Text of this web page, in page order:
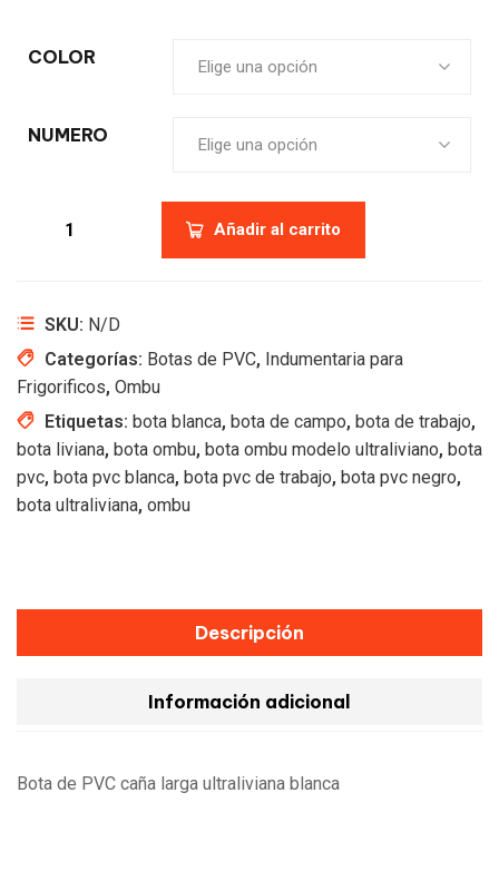
COLOR Elige una opción
NUMERO Elige una opción
Añadir al carrito
SKU: N/D
Categorías: Botas de PVC, Indumentaria para
Frigorificos, Ombu
Etiquetas: bota blanca, bota de campo, bota de trabajo,
bota liviana, bota ombu, bota ombu modelo ultraliviano, bota
pvc, bota pvc blanca, bota pvc de trabajo, bota pvc negro,
bota ultraliviana, ombu
Descripción
Información adicional
Bota de PVC caña larga ultraliviana blanca